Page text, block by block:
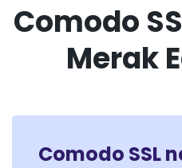
Comodo
Merak
Comodo SSL